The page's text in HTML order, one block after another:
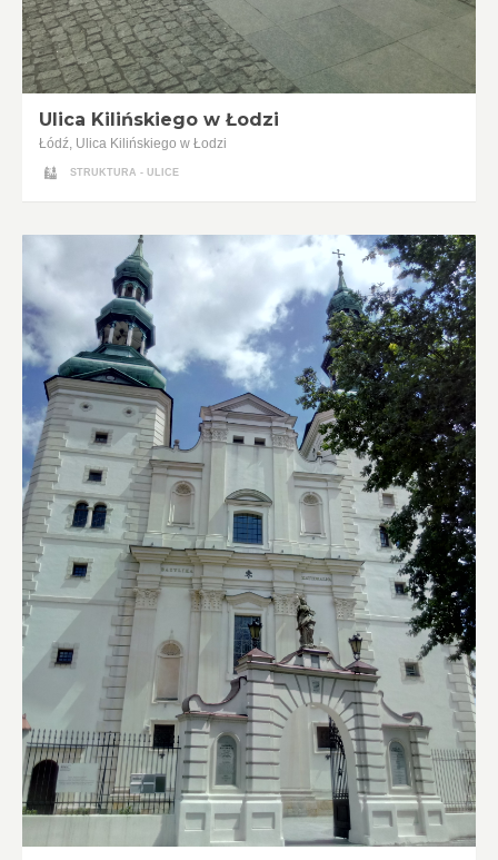
Ulica Kilińskiego w Łodzi
Łódź, Ulica Kilińskiego w Łodzi
STRUKTURA - ULICE